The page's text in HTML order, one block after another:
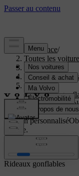
Assistance/
Toutes les
EX60 2027/
Manuel de
Sécurité/
Coussins
Rideaux
Soutien personnalisé
voiture.
Connexion
Rideaux gonflables